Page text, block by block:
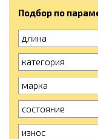
Подбор по
длина
категория
марка
состояние
износ